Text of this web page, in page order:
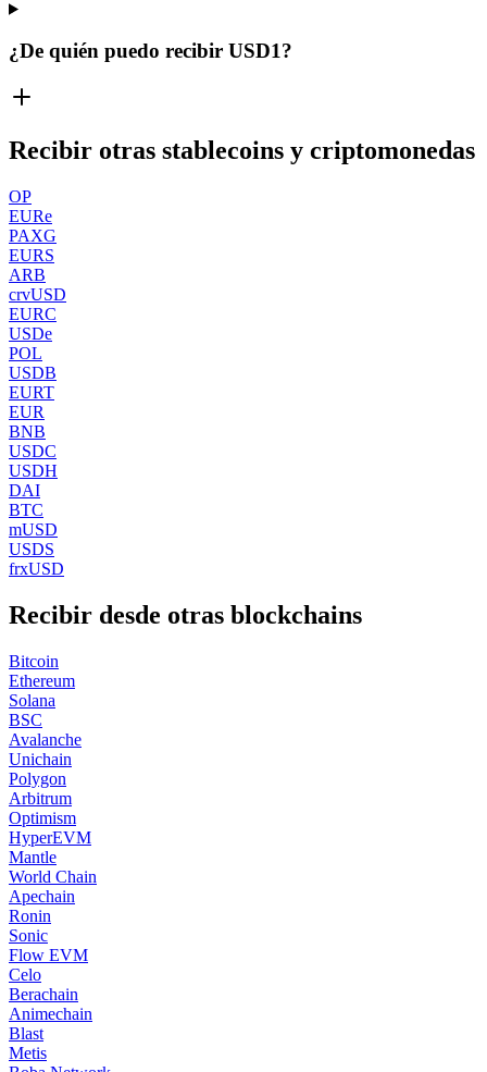
¿De quién puedo recibir USD1?
Recibir otras stablecoins y criptomonedas
OP
EURe
PAXG
EURS
ARB
crvUSD
EURC
USDe
POL
USDB
EURT
EUR
BNB
USDC
USDH
DAI
BTC
mUSD
USDS
frxUSD
Recibir desde otras blockchains
Bitcoin
Ethereum
Solana
BSC
Avalanche
Unichain
Polygon
Arbitrum
Optimism
HyperEVM
Mantle
World Chain
Apechain
Ronin
Sonic
Flow EVM
Celo
Berachain
Animechain
Blast
Metis